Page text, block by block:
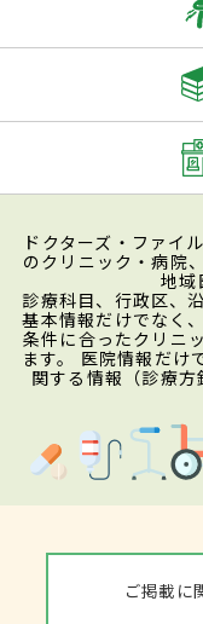
ドクターズ・ファイ
のクリニック・病院
地域
診療科目、行政区、
基本情報だけでなく
条件に合ったクリニ
ます。 医院情報だけ
関する情報（診療方
ご掲載に